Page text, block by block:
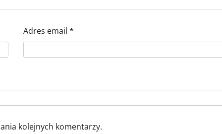
Adres email *
kolejnych komentarzy.